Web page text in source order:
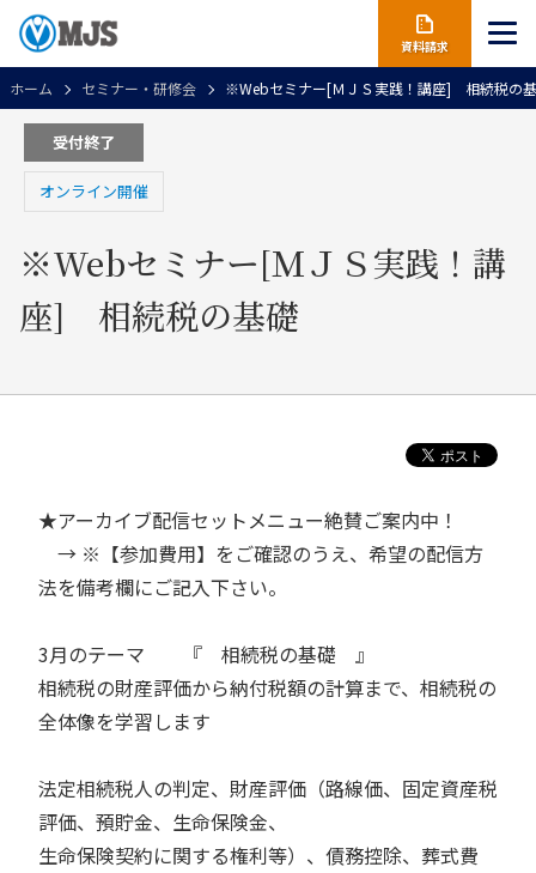
資料請求
ホーム セミナー・研修会 ※Webセミナー[ＭＪＳ実践！講座] 相続税の
受付終了
オンライン開催
※Webセミナー[ＭＪＳ実践！講
座] 相続税の基礎
★アーカイブ配信セットメニュー絶賛ご案内中！
→ ※【参加費用】をご確認のうえ、希望の配信方
法を備考欄にご記入下さい。
3月のテーマ 『 相続税の基礎 』
相続税の財産評価から納付税額の計算まで、相続税の
全体像を学習します
法定相続税人の判定、財産評価（路線価、固定資産税
評価、預貯金、生命保険金、
生命保険契約に関する権利等）、債務控除、葬式費